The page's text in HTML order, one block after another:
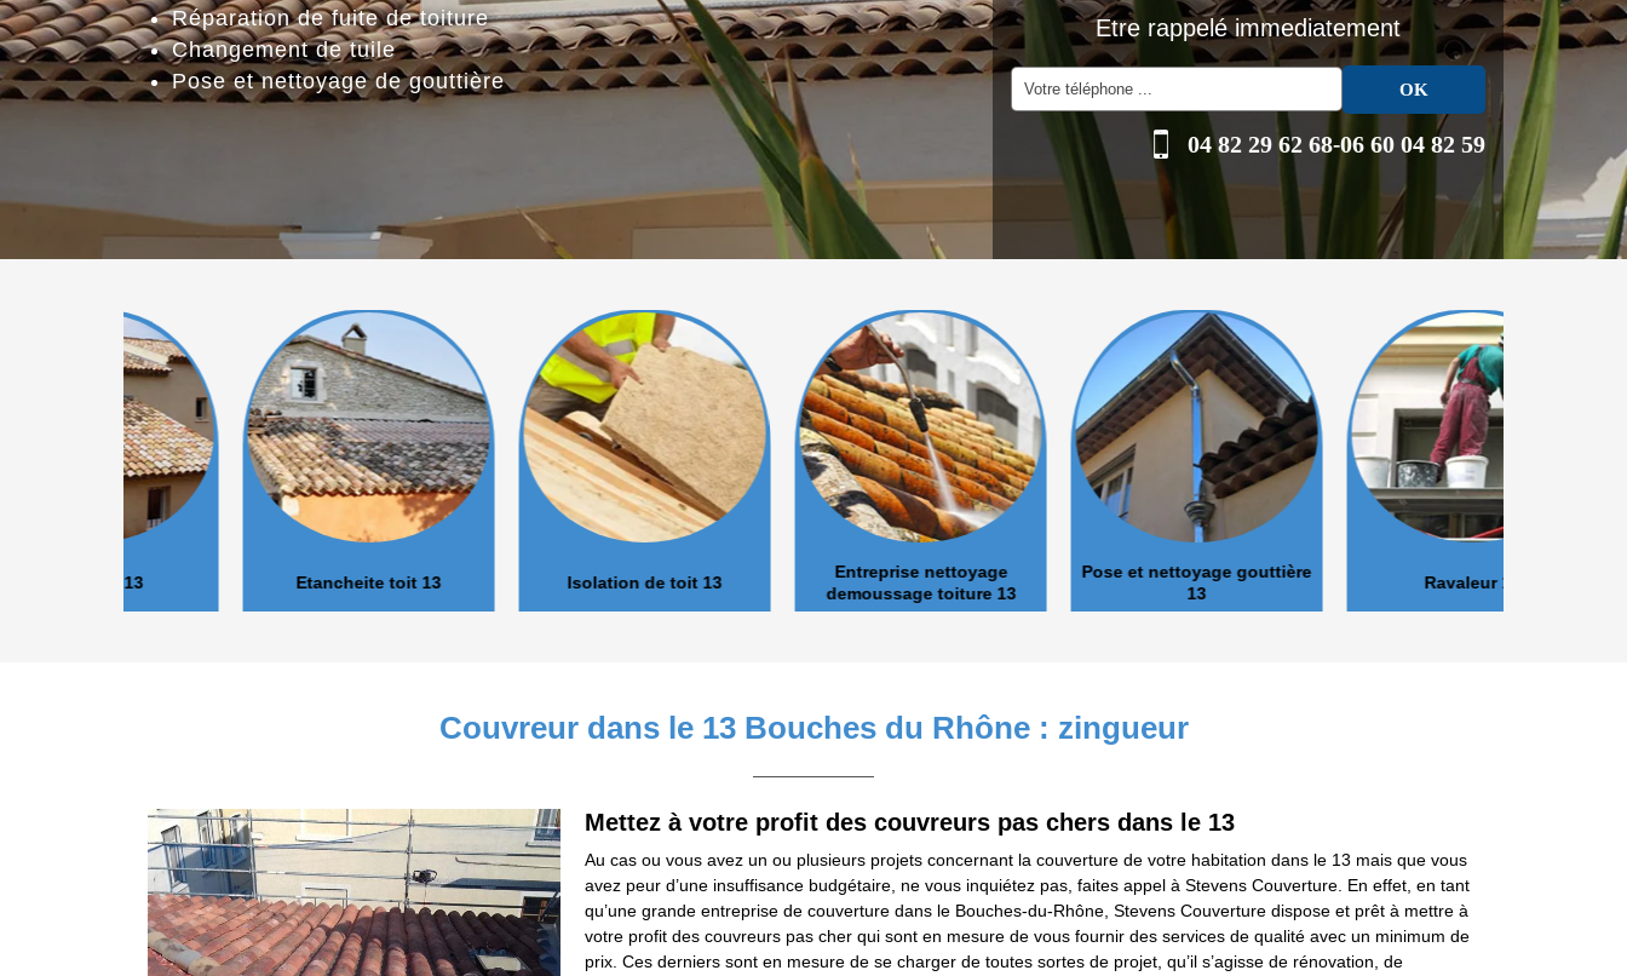
Etre rappelé immediatement
04 82 29 62 68-06 60 04 82 59
Réparation de fuite de toiture
Changement de tuile
Pose et nettoyage de gouttière
Etancheite toit 13 Isolation de toit 13
Entreprise nettoyage
demoussage toiture 13
Pose et nettoyage gouttière
Couvreur dans le 13 Bouches du Rhône : zingueur
Mettez à votre profit des couvreurs pas chers dans le 13
Au cas ou vous avez un ou plusieurs projets concernant la couverture de votre habitation dans le 13 mais que vous
avez peur d’une insuffisance budgétaire, ne vous inquiétez pas, faites appel à Stevens Couverture. En effet, en tant
qu’une grande entreprise de couverture dans le Bouches-du-Rhône, Stevens Couverture dispose et prêt à mettre à
votre profit des couvreurs pas cher qui sont en mesure de vous fournir des services de qualité avec un minimum de
prix. Ces derniers sont en mesure de se charger de toutes sortes de projet, qu’il s’agisse de rénovation, de